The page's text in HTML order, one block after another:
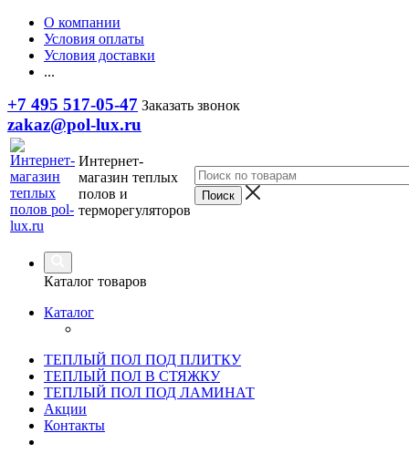
О компании
Условия оплаты
Условия доставки
...
+7 495 517-05-47 Заказать звонок
zakaz@pol-lux.ru
Интернет-
магазин теплых
полов и
терморегуляторов
Каталог товаров
Каталог
ТЕПЛЫЙ ПОЛ ПОД ПЛИТКУ
ТЕПЛЫЙ ПОЛ В СТЯЖКУ
ТЕПЛЫЙ ПОЛ ПОД ЛАМИНАТ
Акции
Контакты